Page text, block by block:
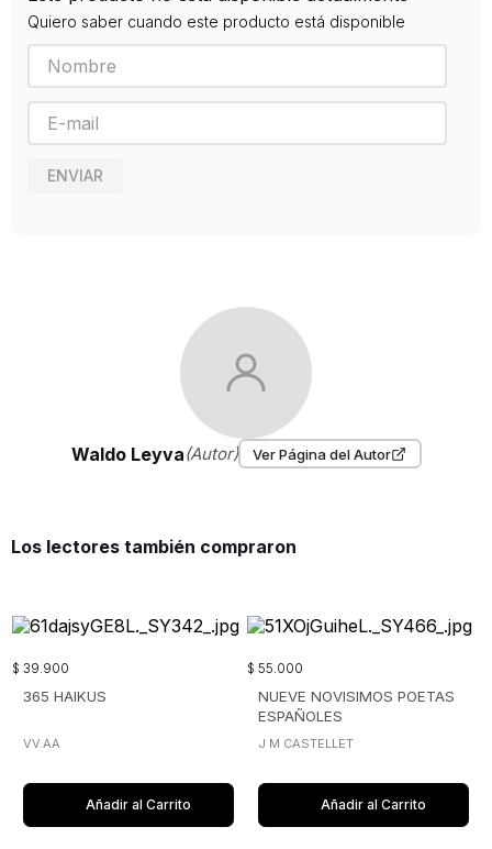
Quiero saber cuando este producto está disponible
ENVIAR
Waldo Leyva(Autor) Ver Página del Autor
Los lectores también compraron
$ 39.900
365 HAIKUS
VV.AA
Añadir al Carrito
$ 55.000
NUEVE NOVISIMOS POETAS
ESPAÑOLES
J M CASTELLET
Añadir al Carrito